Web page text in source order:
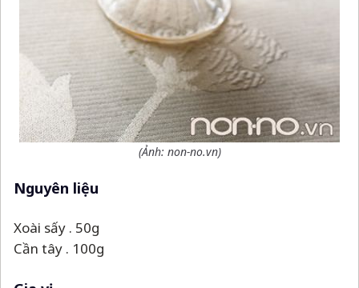
(Ảnh: non-no.vn)
Nguyên liệu
Xoài sấy . 50g
Cần tây . 100g